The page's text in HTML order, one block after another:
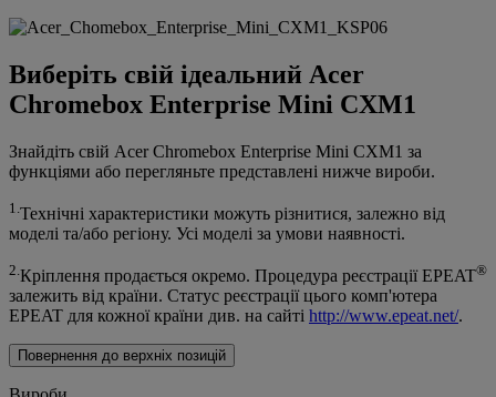
Виберіть свій ідеальний Acer
Chromebox Enterprise Mini CXM1
Знайдіть свій Acer Chromebox Enterprise Mini CXM1 за
функціями або перегляньте представлені нижче вироби.
1. Технічні характеристики можуть різнитися, залежно від
моделі та/або регіону. Усі моделі за умови наявності.
2. Кріплення продається окремо. Процедура реєстрації EPEAT®
залежить від країни. Статус реєстрації цього комп'ютера
EPEAT для кожної країни див. на сайті http://www.epeat.net/.
Повернення до верхніх позицій